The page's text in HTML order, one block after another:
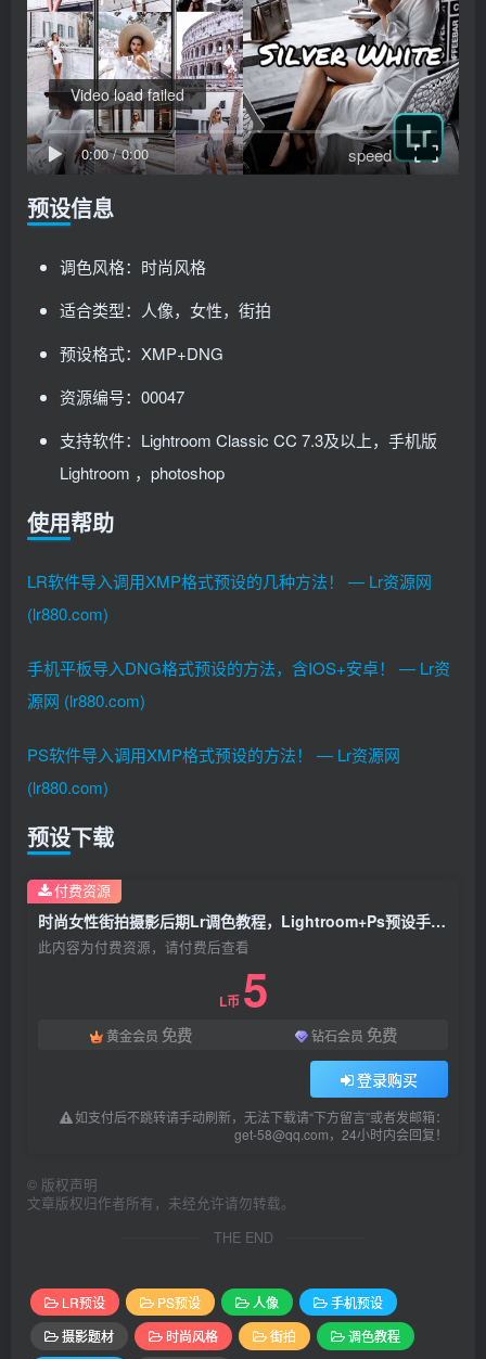
0:00/0:00 speed
Video load failed
预设信息
调色风格：时尚风格
适合类型：人像，女性，街拍
预设格式：XMP+DNG
资源编号：00047
支持软件：Lightroom Classic CC 7.3及以上，手机版
Lightroom ，photoshop
使用帮助
LR软件导入调用XMP格式预设的几种方法！ — Lr资源网
(lr880.com)
手机平板导入DNG格式预设的方法，含IOS+安卓！ — Lr资
源网 (lr880.com)
PS软件导入调用XMP格式预设的方法！ — Lr资源网
(lr880.com)
预设下载
时尚女性街拍摄影后期Lr调色教程，Lightroom+Ps预设手机滤镜下载！
此内容为付费资源，请付费后查看
L币 5
黄金会员 免费 钻石会员 免费
登录购买
如支付后不跳转请手动刷新，无法下载请“下方留言”或者发邮箱：
get-58@qq.com，24小时内会回复！
付费资源
© 版权声明
文章版权归作者所有，未经允许请勿转载。
THE END
LR预设 PS预设 人像
手机预设
摄影题材
时尚风格 街拍
调色教程